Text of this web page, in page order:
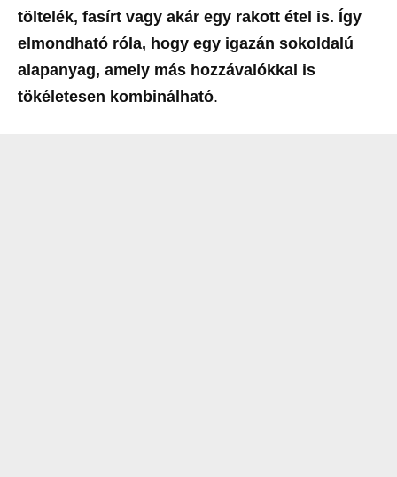
töltelék, fasírt vagy akár egy rakott étel is. Így
elmondható róla, hogy egy igazán sokoldalú
alapanyag, amely más hozzávalókkal is
tökéletesen kombinálható.